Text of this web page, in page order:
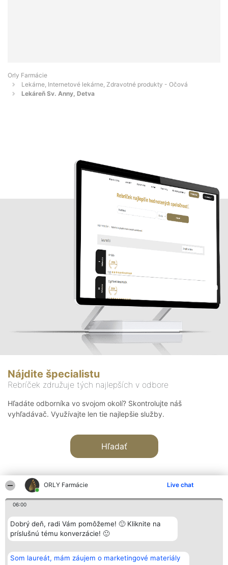
ORLY Farmácie Live chat
06:00
Dobrý deň, radi Vám pomôžeme! 🙂 Kliknite na
príslušnú tému konverzácie! 🙂
Som laureát, mám záujem o marketingové materiály
Orly Farmácie
Lekárne, Internetové lekárne, Zdravotné produkty - Očová
Lekáreň Sv. Anny, Detva
Nájdite špecialistu
Rebríček združuje tých najlepších v odbore
Hľadáte odborníka vo svojom okolí? Skontrolujte náš
vyhľadávač. Využívajte len tie najlepšie služby.
Hľadať
Organizátor hodnotenia
Bright Side Solutions sp. z o.
o. sp. k.
Wrocław 50-079
KRS 0000749100 | Regon
Hodnotenie
Laureáti
Lista
Laureatów
Podmienky
Kontakt
Kontakt